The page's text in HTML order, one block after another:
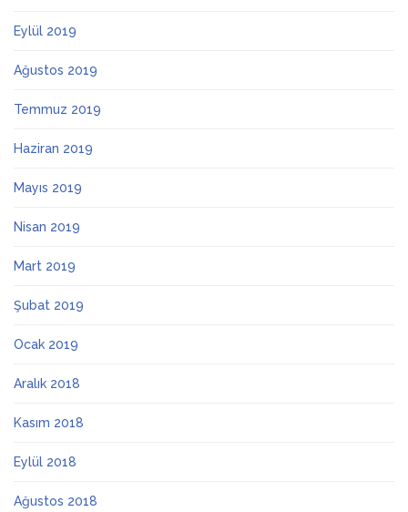
Eylül 2019
Ağustos 2019
Temmuz 2019
Haziran 2019
Mayıs 2019
Nisan 2019
Mart 2019
Şubat 2019
Ocak 2019
Aralık 2018
Kasım 2018
Eylül 2018
Ağustos 2018